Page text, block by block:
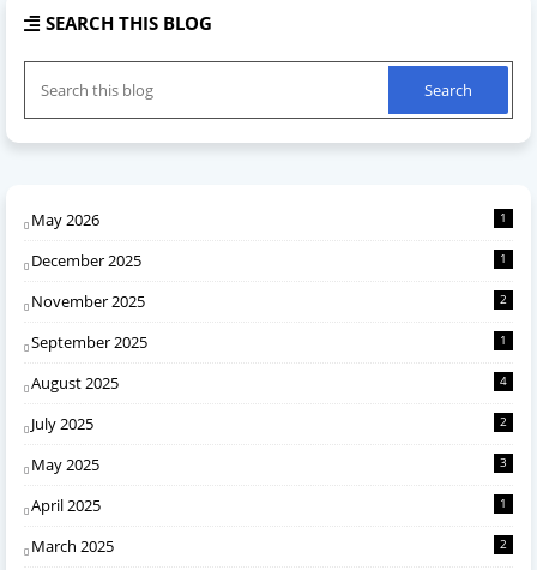
SEARCH THIS BLOG
May 2026 1
December 2025 1
November 2025 2
September 2025 1
August 2025 4
July 2025 2
May 2025 3
April 2025 1
March 2025 2